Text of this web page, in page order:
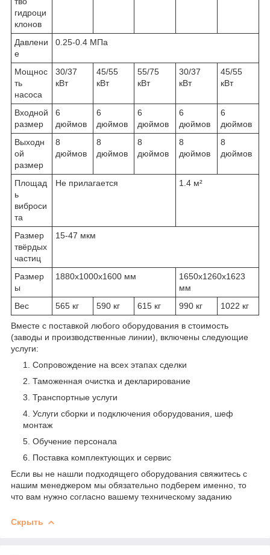
гидроци
клонов
Давлени
е
0.25-0.4 МПа
Мощнос
ть
насоса
30/37
кВт
45/55
кВт
55/75
кВт
30/37
кВт
45/55
кВт
Входной
размер
6
дюймов
6
дюймов
6
дюймов
6
дюймов
6
дюймов
Выходн
ой
размер
8
дюймов
8
дюймов
8
дюймов
8
дюймов
8
дюймов
Площад
ь
виброси
та
Не прилагается 1.4 м²
Размер
твёрдых
частиц
15-47 мкм
Размер
ы
1880x1000x1600 мм
1650x1260x1623
мм
Вес
565 кг 590 кг 615 кг 990 кг 1022 кг
Вместе с поставкой любого оборудования в стоимость
(заводы и производственные линии), включены следующие
услуги:
Сопровождение на всех этапах сделки
Таможенная очистка и декларирование
Транспортные услуги
Услуги сборки и подключения оборудования, шеф
монтаж
Обучение персонала
Поставка комплектующих и сервис
Если вы не нашли подходящего оборудования свяжитесь с
нашим менеджером мы обязательно подберем именно, то
что вам нужно согласно вашему техническому заданию
Скрыть